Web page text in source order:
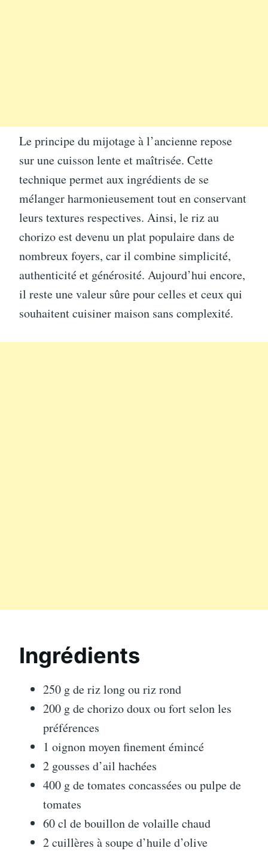
Le principe du mijotage à l’ancienne repose
sur une cuisson lente et maîtrisée. Cette
technique permet aux ingrédients de se
mélanger harmonieusement tout en conservant
leurs textures respectives. Ainsi, le riz au
chorizo est devenu un plat populaire dans de
nombreux foyers, car il combine simplicité,
authenticité et générosité. Aujourd’hui encore,
il reste une valeur sûre pour celles et ceux qui
souhaitent cuisiner maison sans complexité.
Ingrédients
250 g de riz long ou riz rond
200 g de chorizo doux ou fort selon les
préférences
1 oignon moyen finement émincé
2 gousses d’ail hachées
400 g de tomates concassées ou pulpe de
tomates
60 cl de bouillon de volaille chaud
2 cuillères à soupe d’huile d’olive